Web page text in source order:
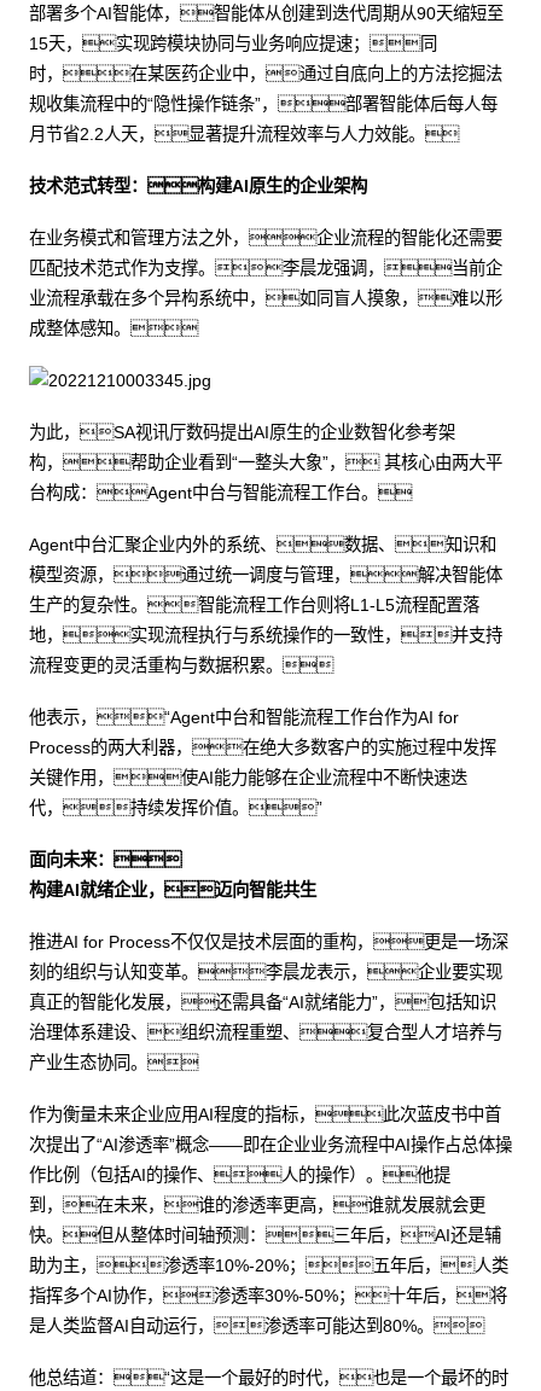
部署多个AI智能体，智能体从创建到迭代周期从90天缩短至
15天，实现跨模块协同与业务响应提速；同
时，在某医药企业中，通过自底向上的方法挖掘法
规收集流程中的“隐性操作链条”，部署智能体后每人每
月节省2.2人天，显著提升流程效率与人力效能。
技术范式转型：构建AI原生的企业架构
在业务模式和管理方法之外，企业流程的智能化还需要
匹配技术范式作为支撑。李晨龙强调，当前企
业流程承载在多个异构系统中，如同盲人摸象，难以形
成整体感知。
为此，SA视讯厅数码提出AI原生的企业数智化参考架
构，帮助企业看到“一整头大象”， 其核心由两大平
台构成：Agent中台与智能流程工作台。
Agent中台汇聚企业内外的系统、数据、知识和
模型资源，通过统一调度与管理，解决智能体
生产的复杂性。智能流程工作台则将L1-L5流程配置落
地，实现流程执行与系统操作的一致性，并支持
流程变更的灵活重构与数据积累。
他表示，“Agent中台和智能流程工作台作为AI for
Process的两大利器，在绝大多数客户的实施过程中发挥
关键作用，使AI能力能够在企业流程中不断快速迭
代，持续发挥价值。”
面向未来：
构建AI就绪企业，迈向智能共生
推进AI for Process不仅仅是技术层面的重构，更是一场深
刻的组织与认知变革。李晨龙表示，企业要实现
真正的智能化发展，还需具备“AI就绪能力”，包括知识
治理体系建设、组织流程重塑、复合型人才培养与
产业生态协同。
作为衡量未来企业应用AI程度的指标，此次蓝皮书中首
次提出了“AI渗透率”概念——即在企业业务流程中AI操作占总体操
作比例（包括AI的操作、人的操作）。他提
到，在未来，谁的渗透率更高，谁就发展就会更
快。但从整体时间轴预测：三年后，AI还是辅
助为主，渗透率10%-20%；五年后，人类
指挥多个AI协作，渗透率30%-50%；十年后，将
是人类监督AI自动运行，渗透率可能达到80%。
他总结道：“这是一个最好的时代，也是一个最坏的时